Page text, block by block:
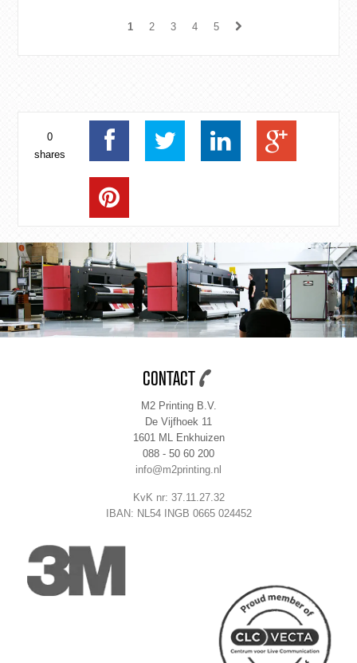
1 2 3 4 5
0
shares
CONTACT
M2 Printing B.V.
De Vijfhoek 11
1601 ML Enkhuizen
088 - 50 60 200
info@m2printing.nl
KvK nr: 37.11.27.32
IBAN: NL54 INGB 0665 024452